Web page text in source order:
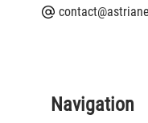
Navigation